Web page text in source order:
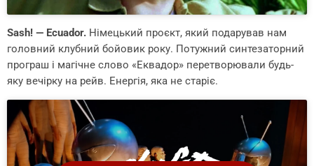
Sash! — Ecuador. Німецький проєкт, який подарував нам
головний клубний бойовик року. Потужний синтезаторний
програш і магічне слово «Еквадор» перетворювали будь-
яку вечірку на рейв. Енергія, яка не старіє.